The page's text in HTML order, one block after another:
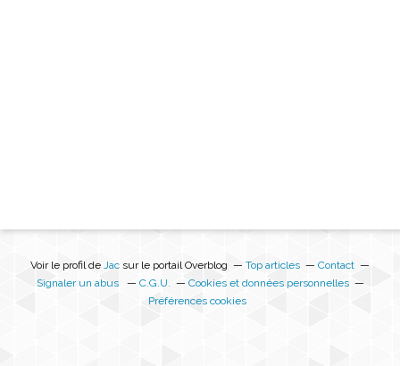
Voir le profil de Jac sur le portail Overblog Top articles
Contact
Signaler un abus
C.G.U.
Cookies et données personnelles
Préférences cookies